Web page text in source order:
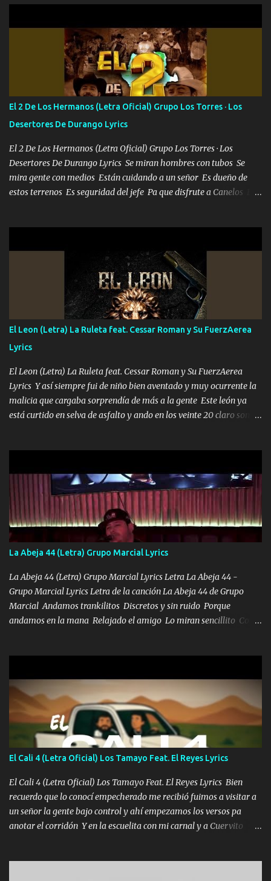
algunas que no lo entiendan Porque ahora soy su pesadilla, lo sé
Soy yo la octava maravilla, no lo niegues Tengo de rodillas a otras
cien Y por más que quieran no me detienen Soy yo la mente que
más brilla, lo ves Pa' mi la vida es tan sencilla No lo entenderías en
tu vida, y está bien Porque lo que tengo nadie lo tiene Una me está
escribiendo y la otra me va a llamar Quiere que vaya a verla y que
la invite a cenar Otras más me están pidiendo que las saque a
bailar Pero es que tengo un par de conciertos más que llenar Se
mueven solo por el interés P...
El 2 De Los Hermanos (Letra Oficial) Grupo Los Torres · Los
Desertores De Durango Lyrics
El 2 De Los Hermanos (Letra Oficial) Grupo Los Torres · Los
Desertores De Durango Lyrics Se miran hombres con tubos Se
mira gente con medios Están cuidando a un señor Es dueño de
estos terrenos Es seguridad del jefe Pa que disfrute a Canelos Es
ni tampoco las mujeres porque es platica de grandes por eso hay
que estar alegres doy las instrucciones para atender los deberes
Música Si es que salta algún problema de confianza tengo gente
ahí está el Hombre Cuarenta y también Pariente 7 arreglan
cualquier problema no más es cuestión que ordené NOS HACE
FALTA UN HERMANO DE CLAVE ERA EL 24 SIEMPRE FUE UN
HOMBRE VALIENTE POR ALGO M'URIÓ PELEAND0 SIEMPRE
VIO POR LA FAMILIA PARA QUE SIGA EL LEGADO Es el DOS de
los HERMANOS un cerebro inteligente y com...
El Leon (Letra) La Ruleta feat. Cessar Roman y Su FuerzAerea
Lyrics
El Leon (Letra) La Ruleta feat. Cessar Roman y Su FuerzAerea
Lyrics Y así siempre fui de niño bien aventado y muy ocurrente la
malicia que cargaba sorprendía de más a la gente Este león ya
está curtido en selva de asfalto y ando en los veinte 20 claro son
pa más pues hay charola les voy a dar hasta topar pues no hay de
otra Música Surcando bien mi camino voy por mi línea no veo a
los lados aquel que no corre vuela no se me duerm voy chicoteado
Ya pasé varias hazañas ya tienen rato que me agarran el colmillo
de este León los estatales no sé esperaron Al tiro esta la PrimiZa
también la nueve que cargo al lado doy la mano al que su amigo y
al traicionero damos pa abajo Y No me paran aquí hay pa más
pues hay charola les voy a dar hasta topar pues no hay de otra...
La Abeja 44 (Letra) Grupo Marcial Lyrics
La Abeja 44 (Letra) Grupo Marcial Lyrics Letra La Abeja 44 -
Grupo Marcial Lyrics Letra de la canción La Abeja 44 de Grupo
Marcial Andamos trankilitos Discretos y sin ruido Porque
andamos en la mana Relajado el amigo Lo miran sencillito Con
coronamos Se jala los marciales Y sus guitarras ya van sonando
Un gallardo me prendo Para agarrar el vuelo y la mente y
tranquilizando Tomense un buen trago Y así es como empezamos
los versos que voy cantando (Music) A vido alta y bajas La carreta
se atora Pero nunca le aflojamos Ya me han pasado cosas Y
aunque ustedes no sepan Pero la vida es muy corta Hay que
echarle chingazos Y seguir trabajando porque nada es...
El Cali 4 (Letra Oficial) Los Tamayo Feat. El Reyes Lyrics
El Cali 4 (Letra Oficial) Los Tamayo Feat. El Reyes Lyrics Bien
recuerdo que lo conocí empecherado me recibió fuimos a visitar a
un señor la gente bajo control y ahí empezamos los versos pa
anotar el corridón Y en la escuelita con mi carnal y a Cuervito